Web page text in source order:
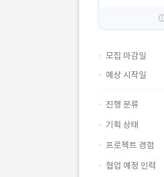
모집 마감일
예상 시작일
진행 분류
기획 상태
프로젝트 경험
협업 예정 인력